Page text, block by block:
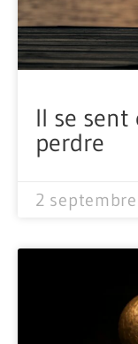
Il se sent
perdre
2